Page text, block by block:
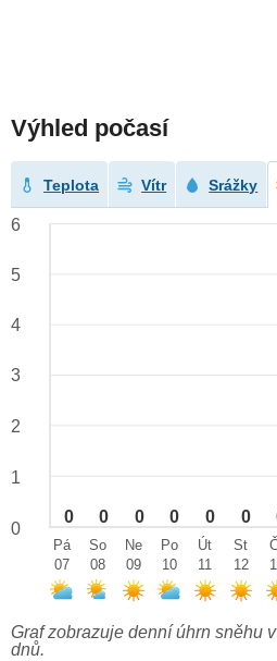
Výhled počasí
Teplota Vítr Srážky
0 0 0 0 0 0
6
5
4
3
2
1
0
Pá
07
So
08
Ne
09
Po
10
Út
11
St
12
Graf zobrazuje denní úhrn sněhu
dnů.